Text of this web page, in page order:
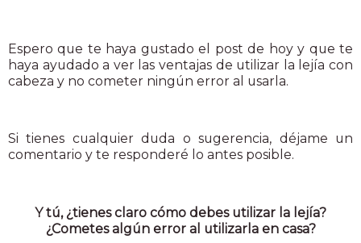
Espero que te haya gustado el post de hoy y que te
haya ayudado a ver las ventajas de utilizar la lejía con
cabeza y no cometer ningún error al usarla.
Si tienes cualquier duda o sugerencia, déjame un
comentario y te responderé lo antes posible.
Y tú, ¿tienes claro cómo debes utilizar la lejía?
¿Cometes algún error al utilizarla en casa?